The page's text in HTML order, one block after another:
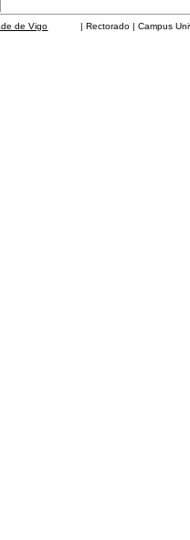
de Vigo | Rectorado | Campus